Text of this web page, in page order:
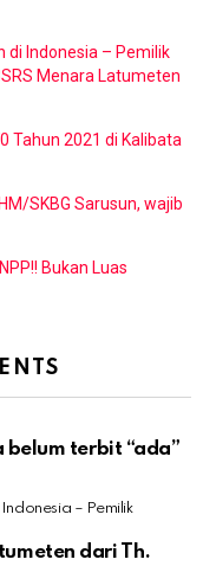
di Indonesia – Pemilik
Menara Latumeten
Tahun 2021 di Kalibata
SKBG Sarusun, wajib
Bukan Luas
belum terbit “ada”
– Pemilik
dari Th.